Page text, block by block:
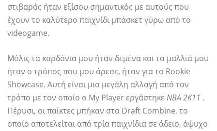
στιβαρός ήταν εξίσου σημαντικός με αυτούς που
έχουν το καλύτερο παιχνίδι μπάσκετ γύρω από το
videogame.
Μόλις τα κορδόνια μου ήταν δεμένα και τα μαλλιά μου
ήταν ο τρόπος που μου άρεσε, ήταν για το Rookie
Showcase. Αυτή είναι μια μεγάλη αλλαγή από τον
τρόπο με τον οποίο ο My Player εργάστηκε ΝΒΑ 2Κ11 .
Πέρυσι, οι παίκτες μπήκαν στο Draft Combine, το
οποίο αποτελείται από τρία παιχνίδια σε άδειο, άψυχο